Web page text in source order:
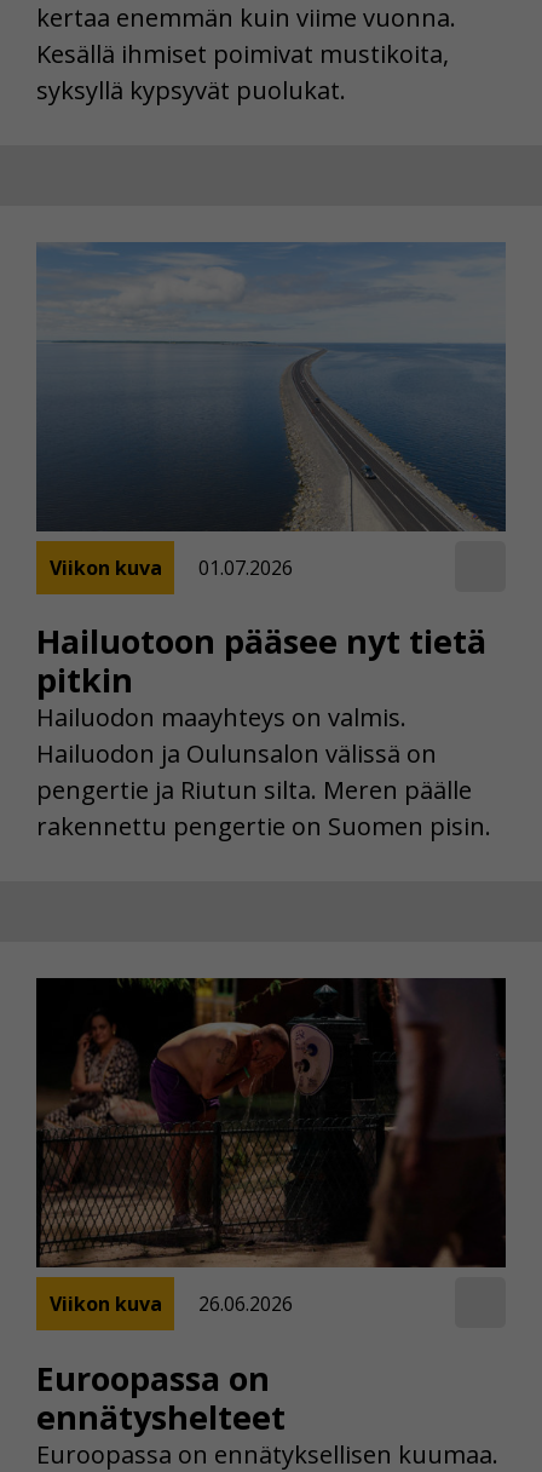
kertaa enemmän kuin viime vuonna.
Kesällä ihmiset poimivat mustikoita,
syksyllä kypsyvät puolukat.
Hailuotoon pääsee nyt tietä
pitkin
Viikon kuva 01.07.2026
Hailuodon maayhteys on valmis.
Hailuodon ja Oulunsalon välissä on
pengertie ja Riutun silta. Meren päälle
rakennettu pengertie on Suomen pisin.
Euroopassa on
ennätyshelteet
Viikon kuva 26.06.2026
Euroopassa on ennätyksellisen kuumaa.